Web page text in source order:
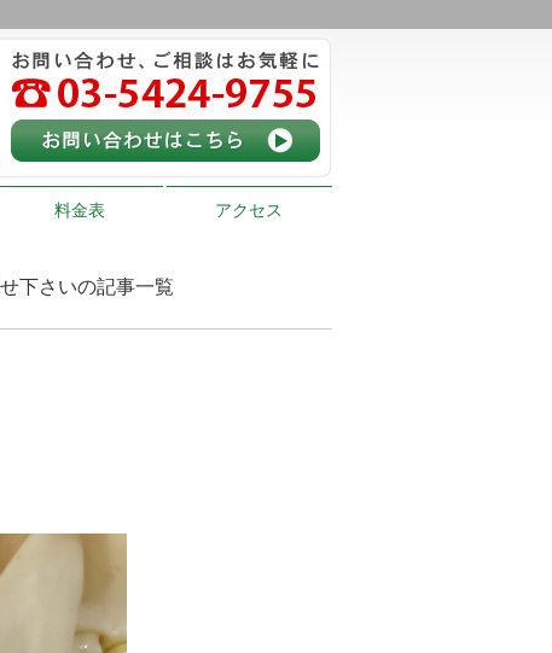
料金表 アクセス
下さいの記事一覧